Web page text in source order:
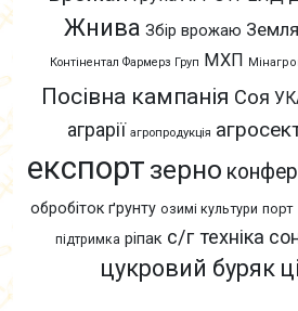
Жнива Збір врожаю Земля
Контінентал Фармерз Груп МХП
Посівна кампанія Соя
аграрії агропродукція
експорт зерно
обробіток ґрунту озимі культури порт
підтримка ріпак с/г техніка
цукровий буряк